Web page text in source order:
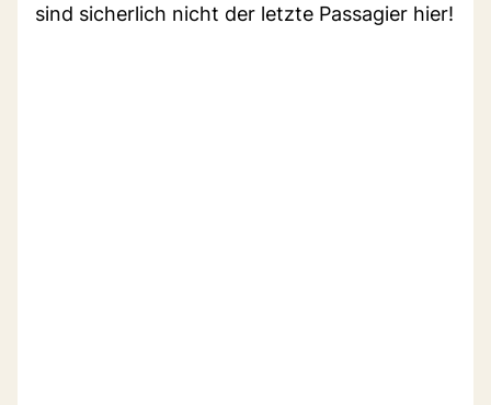
sind sicherlich nicht der letzte Passagier hier!